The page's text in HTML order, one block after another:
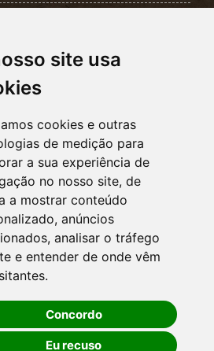
site usa
cookies e outras
de medição para
a sua experiência de
no nosso site, de
a mostrar conteúdo
anúncios
analisar o tráfego
e entender de onde vêm
Concordo
Eu recuso
e Meio Ambiente
Econômico
Município
Cultura
OUVIDORIA